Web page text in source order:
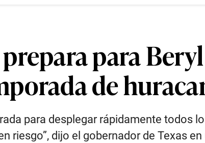
prepara para
de
para desplegar rápidamente todos
riesgo”, dijo el gobernador de Texas